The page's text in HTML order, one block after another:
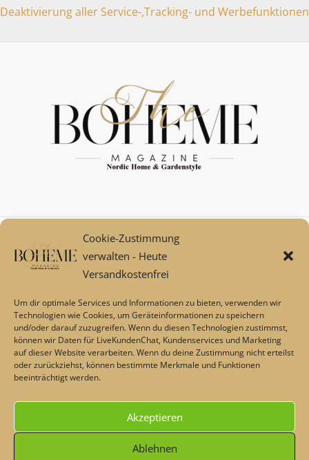
Cookie-Zustimmung
verwalten - Heute
Versandkostenfrei
Um dir optimale Services und Informationen zu bieten, verwenden wir
Technologien wie Cookies, um Geräteinformationen zu speichern
und/oder darauf zuzugreifen. Wenn du diesen Technologien zustimmst,
können wir Daten für LiveKundenChat, Kundenservices und Marketing
auf dieser Website verarbeiten. Wenn du deine Zustimmung nicht erteilst
oder zurückziehst, können bestimmte Merkmale und Funktionen
beeinträchtigt werden.
Akzeptieren
Ablehnen
Deaktivierung aller Service-,Tracking- und Werbefunktionen
Mein Konto
Zahlungsarten
Versand und Retoure****
AGB
Impressum
Datenschutz
Über uns
Echtheit von Bewertungen
Barrierefreiheit